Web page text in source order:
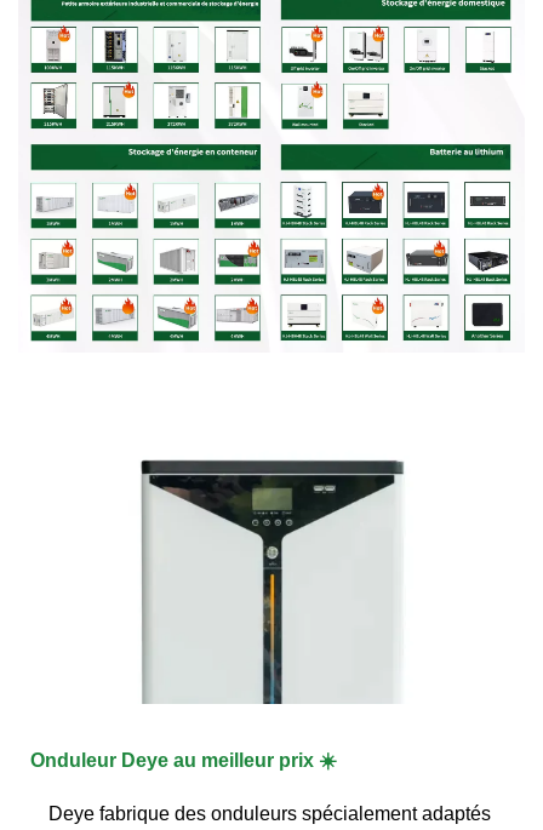
Onduleur Deye au meilleur prix ☀️
Deye fabrique des onduleurs spécialement adaptés